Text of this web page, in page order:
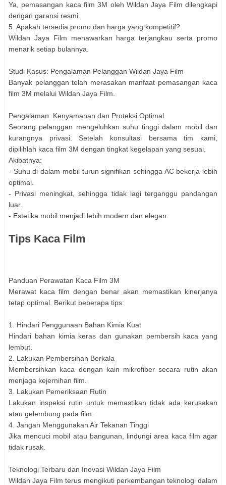
Ya, pemasangan kaca film 3M oleh Wildan Jaya Film dilengkapi
dengan garansi resmi.
5. Apakah tersedia promo dan harga yang kompetitif?
Wildan Jaya Film menawarkan harga terjangkau serta promo
menarik setiap bulannya.
Studi Kasus: Pengalaman Pelanggan Wildan Jaya Film
Banyak pelanggan telah merasakan manfaat pemasangan kaca
film 3M melalui Wildan Jaya Film.
Pengalaman: Kenyamanan dan Proteksi Optimal
Seorang pelanggan mengeluhkan suhu tinggi dalam mobil dan
kurangnya privasi. Setelah konsultasi bersama tim kami,
dipilihlah kaca film 3M dengan tingkat kegelapan yang sesuai.
Akibatnya:
- Suhu di dalam mobil turun signifikan sehingga AC bekerja lebih
optimal.
- Privasi meningkat, sehingga tidak lagi terganggu pandangan
luar.
- Estetika mobil menjadi lebih modern dan elegan.
Tips Kaca Film
Panduan Perawatan Kaca Film 3M
Merawat kaca film dengan benar akan memastikan kinerjanya
tetap optimal. Berikut beberapa tips:
1. Hindari Penggunaan Bahan Kimia Kuat
Hindari bahan kimia keras dan gunakan pembersih kaca yang
lembut.
2. Lakukan Pembersihan Berkala
Membersihkan kaca dengan kain mikrofiber secara rutin akan
menjaga kejernihan film.
3. Lakukan Pemeriksaan Rutin
Lakukan inspeksi rutin untuk memastikan tidak ada kerusakan
atau gelembung pada film.
4. Jangan Menggunakan Air Tekanan Tinggi
Jika mencuci mobil atau bangunan, lindungi area kaca film agar
tidak rusak.
Teknologi Terbaru dan Inovasi Wildan Jaya Film
Wildan Jaya Film terus mengikuti perkembangan teknologi dalam